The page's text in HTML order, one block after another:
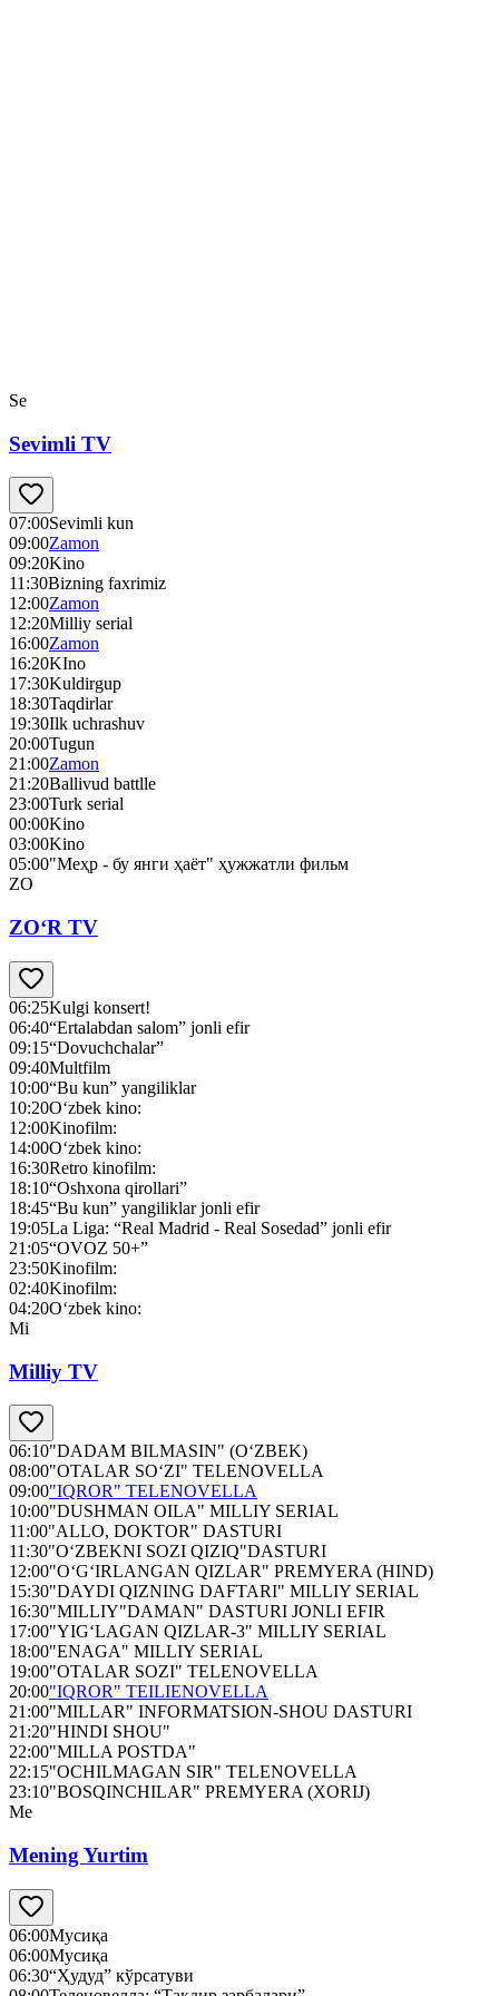
Se
Sevimli TV
07:00Sevimli kun
09:00Zamon
09:20Kino
11:30Bizning faxrimiz
12:00Zamon
12:20Milliy serial
16:00Zamon
16:20KIno
17:30Kuldirgup
18:30Taqdirlar
19:30Ilk uchrashuv
20:00Tugun
21:00Zamon
21:20Ballivud battlle
23:00Turk serial
00:00Kino
03:00Kino
05:00"Меҳр - бу янги ҳаёт" ҳужжатли фильм
ZO
ZO‘R TV
06:25Kulgi konsert!
06:40“Ertalabdan salom” jonli efir
09:15“Dovuchchalar”
09:40Multfilm
10:00“Bu kun” yangiliklar
10:20O‘zbek kino:
12:00Kinofilm:
14:00O‘zbek kino:
16:30Retro kinofilm:
18:10“Oshxona qirollari”
18:45“Bu kun” yangiliklar jonli efir
19:05La Liga: “Real Madrid - Real Sosedad” jonli efir
21:05“OVOZ 50+”
23:50Kinofilm:
02:40Kinofilm:
04:20O‘zbek kino:
Mi
Milliy TV
06:10"DADAM BILMASIN" (O‘ZBEK)
08:00"OTALAR SO‘ZI" TELENOVELLA
09:00"IQROR" TELENOVELLA
10:00"DUSHMAN OILA" MILLIY SERIAL
11:00"ALLO, DOKTOR" DASTURI
11:30"O‘ZBEKNI SOZI QIZIQ"DASTURI
12:00"O‘G‘IRLANGAN QIZLAR" PREMYERA (HIND)
15:30"DAYDI QIZNING DAFTARI" MILLIY SERIAL
16:30"MILLIY"DAMAN" DASTURI JONLI EFIR
17:00"YIG‘LAGAN QIZLAR-3" MILLIY SERIAL
18:00"ENAGA" MILLIY SERIAL
19:00"OTALAR SOZI" TELENOVELLA
20:00"IQROR" TEILIENOVELLA
21:00"MILLAR" INFORMATSION-SHOU DASTURI
21:20"HINDI SHOU"
22:00"MILLA POSTDA"
22:15"OCHILMAGAN SIR" TELENOVELLA
23:10"BOSQINCHILAR" PREMYERA (XORIJ)
Me
Mening Yurtim
06:00Мусиқа
06:00Мусиқа
06:30“Ҳудуд” кўрсатуви